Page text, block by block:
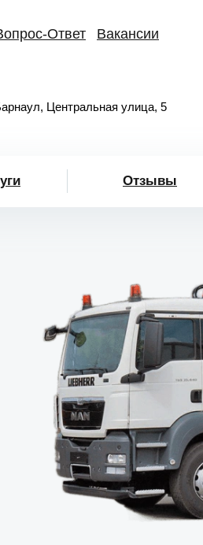
Ответ Вакансии
Центральная улица, 5
Отзывы